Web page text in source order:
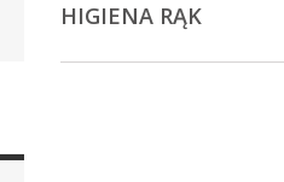
HIGIENA RĄK